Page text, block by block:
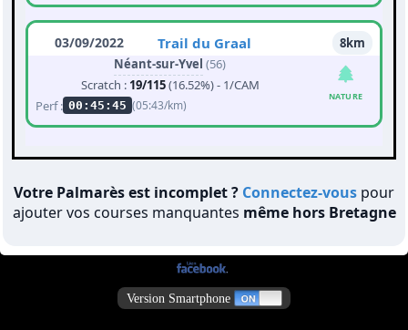
03/09/2022 Trail du Graal
8km
Néant-sur-Yvel (56)
Scratch : 19/115(16.52%) - 1/CAM
Perf : 00:45:45 (05:43/km)
NATURE
Votre Palmarès est incomplet ? Connectez-vous pour
ajouter vos courses manquantes même hors Bretagne
Version Smartphone